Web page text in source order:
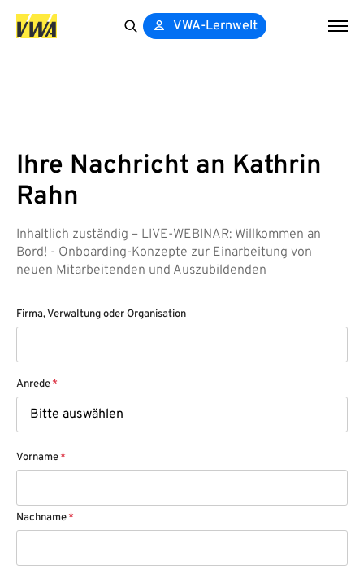
VWA-Lernwelt
Ihre Nachricht an Kathrin
Rahn
Inhaltlich zuständig – LIVE-WEBINAR: Willkommen an
Bord! - Onboarding-Konzepte zur Einarbeitung von
neuen Mitarbeitenden und Auszubildenden
Firma, Verwaltung oder Organisation
Anrede*
Vorname*
Nachname*